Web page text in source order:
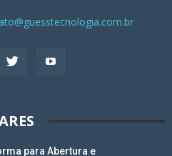
para Abertura e